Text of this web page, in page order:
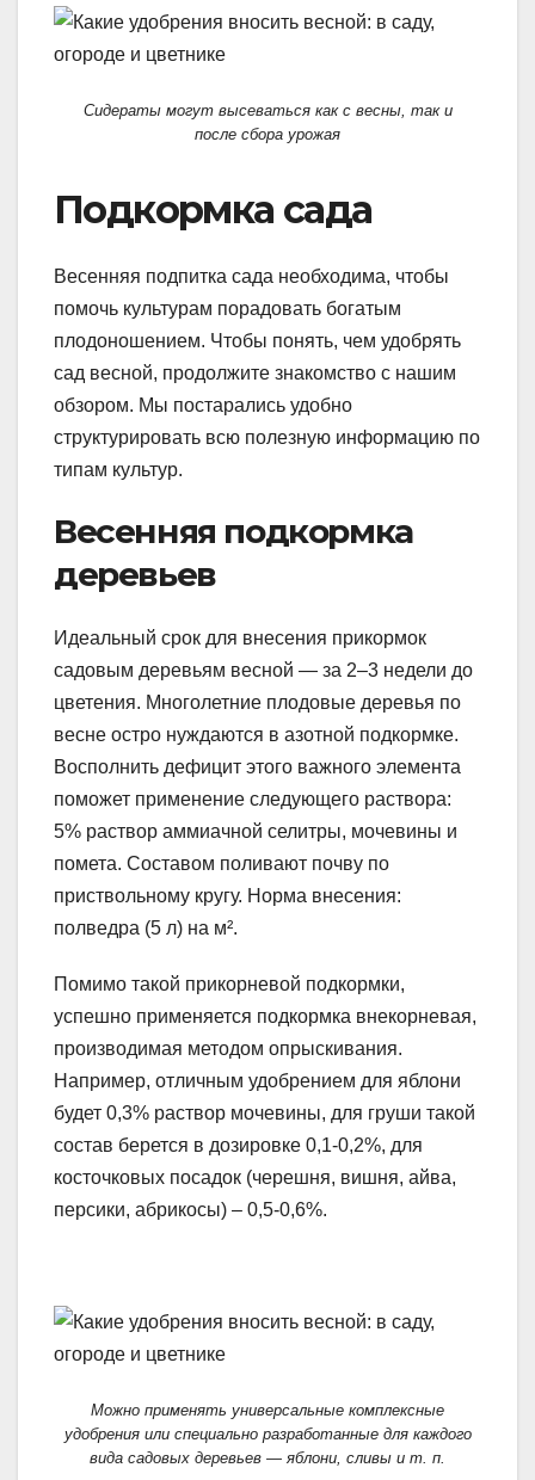
Сидераты могут высеваться как с весны, так и
после сбора урожая
Подкормка сада
Весенняя подпитка сада необходима, чтобы
помочь культурам порадовать богатым
плодоношением. Чтобы понять, чем удобрять
сад весной, продолжите знакомство с нашим
обзором. Мы постарались удобно
структурировать всю полезную информацию по
типам культур.
Весенняя подкормка
деревьев
Идеальный срок для внесения прикормок
садовым деревьям весной — за 2–3 недели до
цветения. Многолетние плодовые деревья по
весне остро нуждаются в азотной подкормке.
Восполнить дефицит этого важного элемента
поможет применение следующего раствора:
5% раствор аммиачной селитры, мочевины и
помета. Составом поливают почву по
приствольному кругу. Норма внесения:
полведра (5 л) на м².
Помимо такой прикорневой подкормки,
успешно применяется подкормка внекорневая,
производимая методом опрыскивания.
Например, отличным удобрением для яблони
будет 0,3% раствор мочевины, для груши такой
состав берется в дозировке 0,1-0,2%, для
косточковых посадок (черешня, вишня, айва,
персики, абрикосы) – 0,5-0,6%.
Можно применять универсальные комплексные
удобрения или специально разработанные для каждого
вида садовых деревьев — яблони, сливы и т. п.